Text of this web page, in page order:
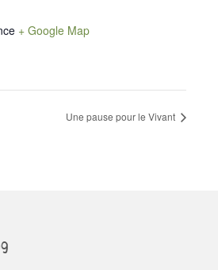
+ Google Map
Une pause pour le Vivant